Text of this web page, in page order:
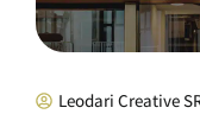
Leodari Creative